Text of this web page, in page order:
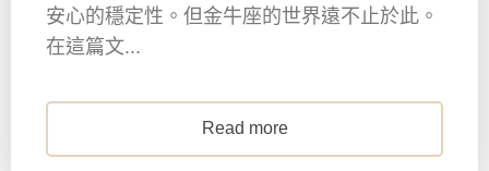
安心的穩定性。但金牛座的世界遠不止於此。
在這篇文...
Read more